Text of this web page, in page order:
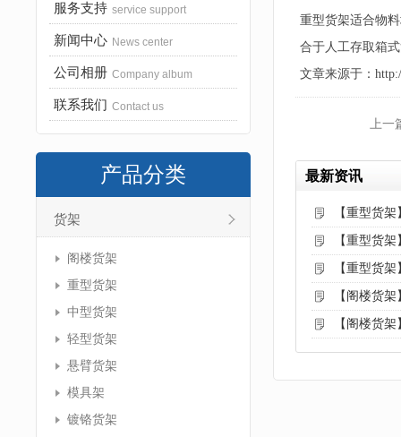
服务支持 service support
新闻中心 News center
公司相册 Company album
联系我们 Contact us
产品分类
货架
阁楼货架
重型货架
中型货架
轻型货架
悬臂货架
模具架
镀铬货架
重型货架适合物
合于人工存取箱
文章来源于：
上一
最新资讯
【重型货
【重型货
【重型货
【阁楼货
【阁楼货